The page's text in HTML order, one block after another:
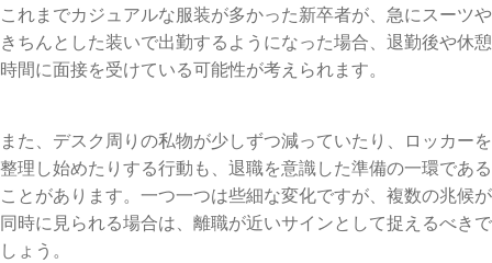
これまでカジュアルな服装が多かった新卒者が、急にスーツや
きちんとした装いで出勤するようになった場合、退勤後や休憩
時間に面接を受けている可能性が考えられます。
また、デスク周りの私物が少しずつ減っていたり、ロッカーを
整理し始めたりする行動も、退職を意識した準備の一環である
ことがあります。一つ一つは些細な変化ですが、複数の兆候が
同時に見られる場合は、離職が近いサインとして捉えるべきで
しょう。